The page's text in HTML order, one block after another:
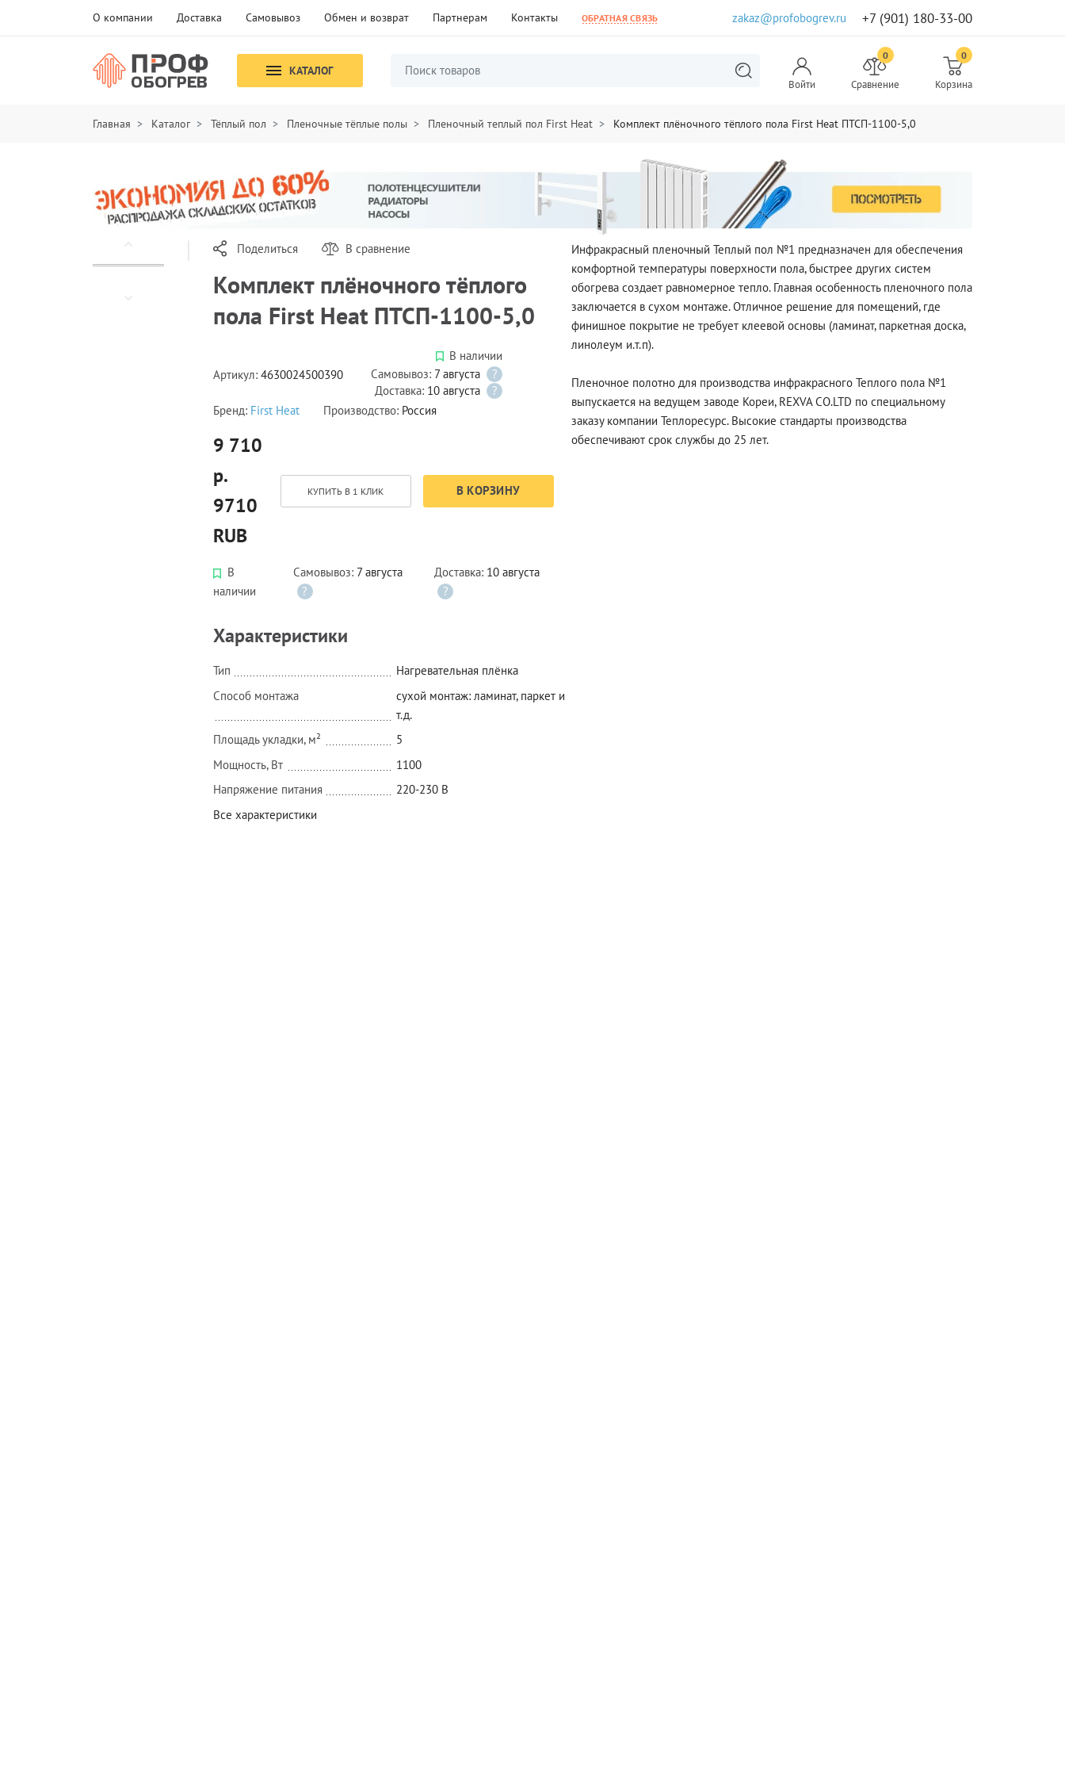
О компании Доставка Самовывоз Обмен и возврат Партнерам Контакты ОБРАТНАЯ СВЯЗЬ zakaz@profobogrev.ru +7 (901) 180-33-00
КАТАЛОГ
Войти
0
Сравнение
0
Корзина
Главная Каталог Тёплый пол Пленочные тёплые полы Пленочный теплый пол First Heat Комплект плёночного тёплого пола First Heat ПТСП-1100-5,0
Поделиться В сравнение
Комплект плёночного тёплого
пола First Heat ПТСП-1100-5,0
Артикул: 4630024500390
В наличии
Самовывоз: 7 августа
?
Доставка: 10 августа
?
Бренд: First Heat Производство: Россия
9 710
р.
9710
RUB
КУПИТЬ В 1 КЛИК В КОРЗИНУ
В
наличии
Самовывоз: 7 августа
?
Доставка: 10 августа
?
Характеристики
Тип
Нагревательная плёнка
Способ монтажа
сухой монтаж: ламинат, паркет и
т.д.
Площадь укладки, м²
5
Мощность, Вт
1100
Напряжение питания
220-230 В
Все характеристики
Инфракрасный пленочный Теплый пол №1 предназначен для обеспечения
комфортной температуры поверхности пола, быстрее других систем
обогрева создает равномерное тепло. Главная особенность пленочного пола
заключается в сухом монтаже. Отличное решение для помещений, где
финишное покрытие не требует клеевой основы (ламинат, паркетная доска,
линолеум и.т.п).
Пленочное полотно для производства инфракрасного Теплого пола №1
выпускается на ведущем заводе Кореи, REXVA CO.LTD по специальному
заказу компании Теплоресурс. Высокие стандарты производства
обеспечивают срок службы до 25 лет.